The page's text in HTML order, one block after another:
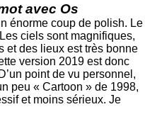
avec Os
énorme coup de polish. Le
ciels sont magnifiques,
et des lieux est très bonne
version 2019 est donc
point de vu personnel,
peu « Cartoon » de 1998,
et moins sérieux. Je